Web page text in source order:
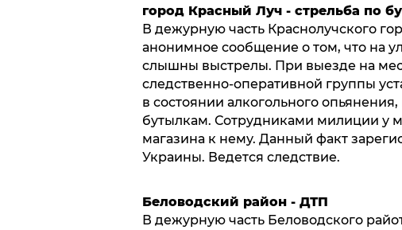
город Красный Луч - стрельба по
В дежурную часть Краснолучского
анонимное сообщение о том, что на
слышны выстрелы. При выезде на
следственно-оперативной группы
в состоянии алкогольного
бутылкам. Сотрудниками милиции у
магазина к нему. Данный факт
Украины. Ведется следствие.
Беловодский район - ДТП
В дежурную часть Беловодского